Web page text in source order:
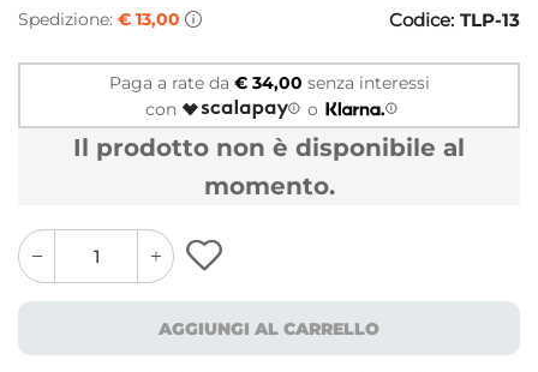
Spedizione: € 13,00 Codice: TLP-13
Paga a rate da € 34,00 senza interessi
con
o
Il prodotto non è disponibile al
momento.
quantity
button
quantity
minus
button
AGGIUNGI AL CARRELLO